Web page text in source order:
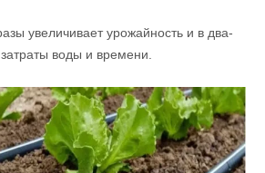
увеличивает урожайность и в два-
воды и времени.